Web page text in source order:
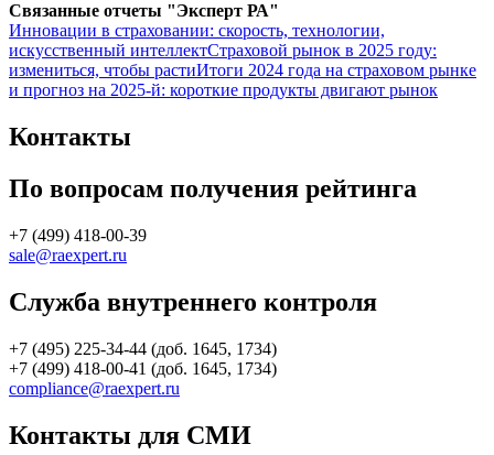
Связанные отчеты "Эксперт РА"
Инновации в страховании: скорость, технологии,
искусственный интеллектСтраховой рынок в 2025 году:
измениться, чтобы растиИтоги 2024 года на страховом рынке
и прогноз на 2025-й: короткие продукты двигают рынок
Контакты
По вопросам получения рейтинга
+7 (499) 418-00-39
sale@raexpert.ru
Служба внутреннего контроля
+7 (495) 225-34-44 (доб. 1645, 1734)
+7 (499) 418-00-41 (доб. 1645, 1734)
compliance@raexpert.ru
Контакты для СМИ